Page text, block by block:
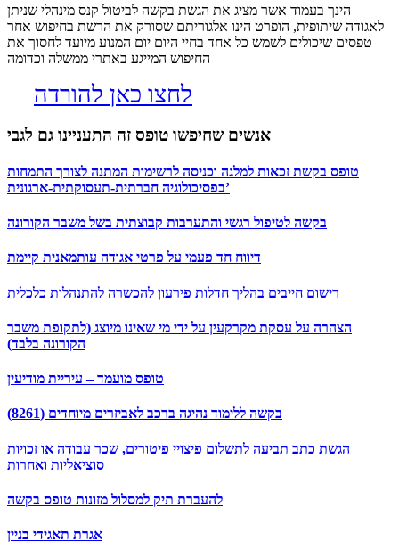
הינך בעמוד אשר מציג את הגשת בקשה לביטול קנס מינהלי שניתן
לאגודה שיתופית, הופרט הינו אלגוריתם שסורק את הרשת בחיפוש אחר
טפסים שיכולים לשמש כל אחד בחיי היום יום המנוע מיועד לחסוך את
החיפוש המייגע באתרי ממשלה וכדומה
לחצו כאן להורדה
אנשים שחיפשו טופס זה התעניינו גם לגבי
טופס בקשת זכאות למלגה וכניסה לרשימות המתנה לצורך התמחות
בפסיכולוגיה חברתית-תעסוקתית-ארגונית’
בקשה לטיפול רגשי והתערבות קבוצתית בשל משבר הקורונה
דיווח חד פעמי על פרטי אגודה עותמאנית קיימת
רישום חייבים בהליך חדלות פירעון להכשרה להתנהלות כלכלית
הצהרה על עסקת מקרקעין על ידי מי שאינו מיוצג (לתקופת משבר
הקורונה בלבד)
טופס מועמד – עיריית מודיעין
בקשה ללימוד נהיגה ברכב לאביזרים מיוחדים (8261)
הגשת כתב תביעה לתשלום פיצויי פיטורים, שכר עבודה או זכויות
סוציאליות ואחרות
להעברת תיק למסלול מזונות טופס בקשה
אגרת תאגידי בניין